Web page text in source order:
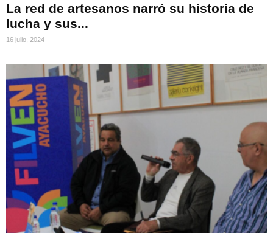
La red de artesanos narró su historia de
lucha y sus...
16 julio, 2024